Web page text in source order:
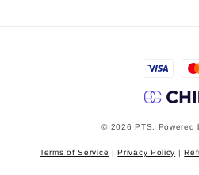
© 2026 PTS. Powered
Terms of Service |Privacy Policy |